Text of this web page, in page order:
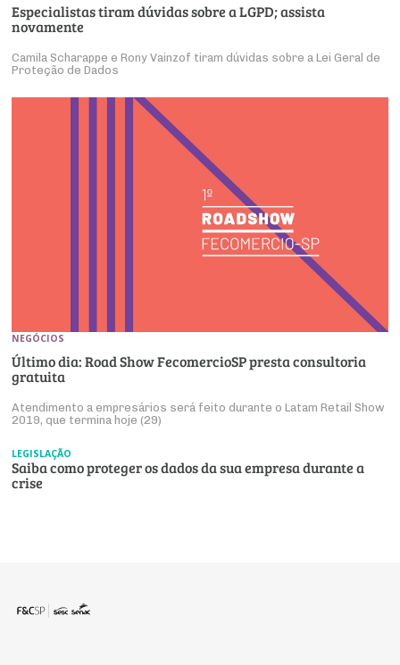
Especialistas tiram dúvidas sobre a LGPD; assista
novamente
Camila Scharappe e Rony Vainzof tiram dúvidas sobre a Lei Geral de
Proteção de Dados
NEGÓCIOS
Último dia: Road Show FecomercioSP presta consultoria
gratuita
Atendimento a empresários será feito durante o Latam Retail Show
2019, que termina hoje (29)
LEGISLAÇÃO
Saiba como proteger os dados da sua empresa durante a
crise